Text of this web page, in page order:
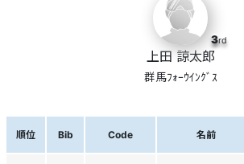
3rd
上田 諒太郎
群馬ﾌｫｰｳｲﾝｸﾞｽ
順位 Bib Code 名前